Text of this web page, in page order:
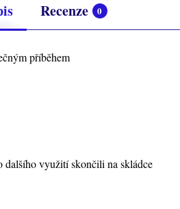
Recenze 0
příběhem
dalšího využití skončili na skládce